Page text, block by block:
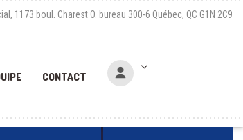
1173 boul. Charest O. bureau 300-6 Québec, QC G1N 2C9
CONTACT